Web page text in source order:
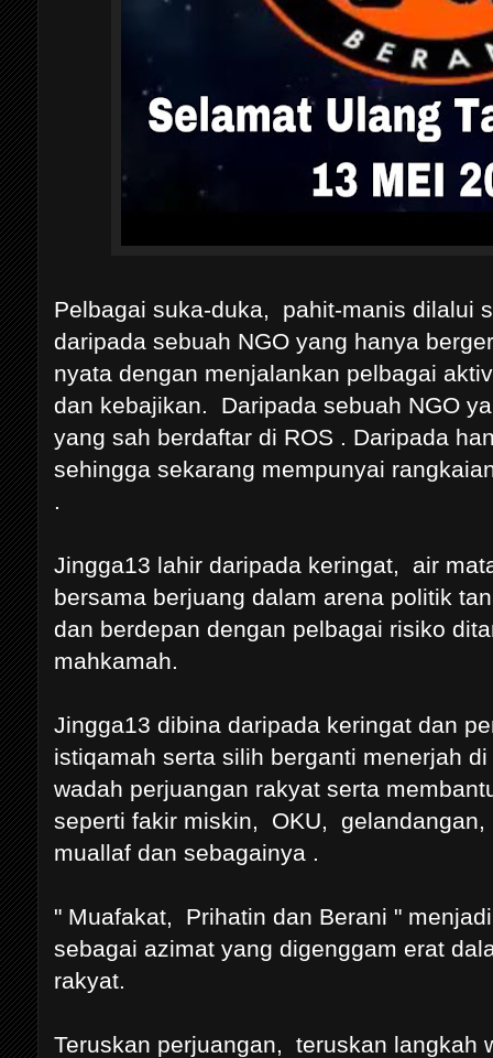
Pelbagai suka-duka, pahit-manis dilalui
daripada sebuah NGO yang hanya
nyata dengan menjalankan pelbagai
dan kebajikan. Daripada sebuah NGO
yang sah berdaftar di ROS . Daripada
sehingga sekarang mempunyai
.
Jingga13 lahir daripada keringat, air
bersama berjuang dalam arena politik
dan berdepan dengan pelbagai risiko
mahkamah.
Jingga13 dibina daripada keringat dan
istiqamah serta silih berganti menerjah
wadah perjuangan rakyat serta
seperti fakir miskin, OKU,
muallaf dan sebagainya .
" Muafakat, Prihatin dan Berani "
sebagai azimat yang digenggam erat
rakyat.
Teruskan perjuangan, teruskan langkah